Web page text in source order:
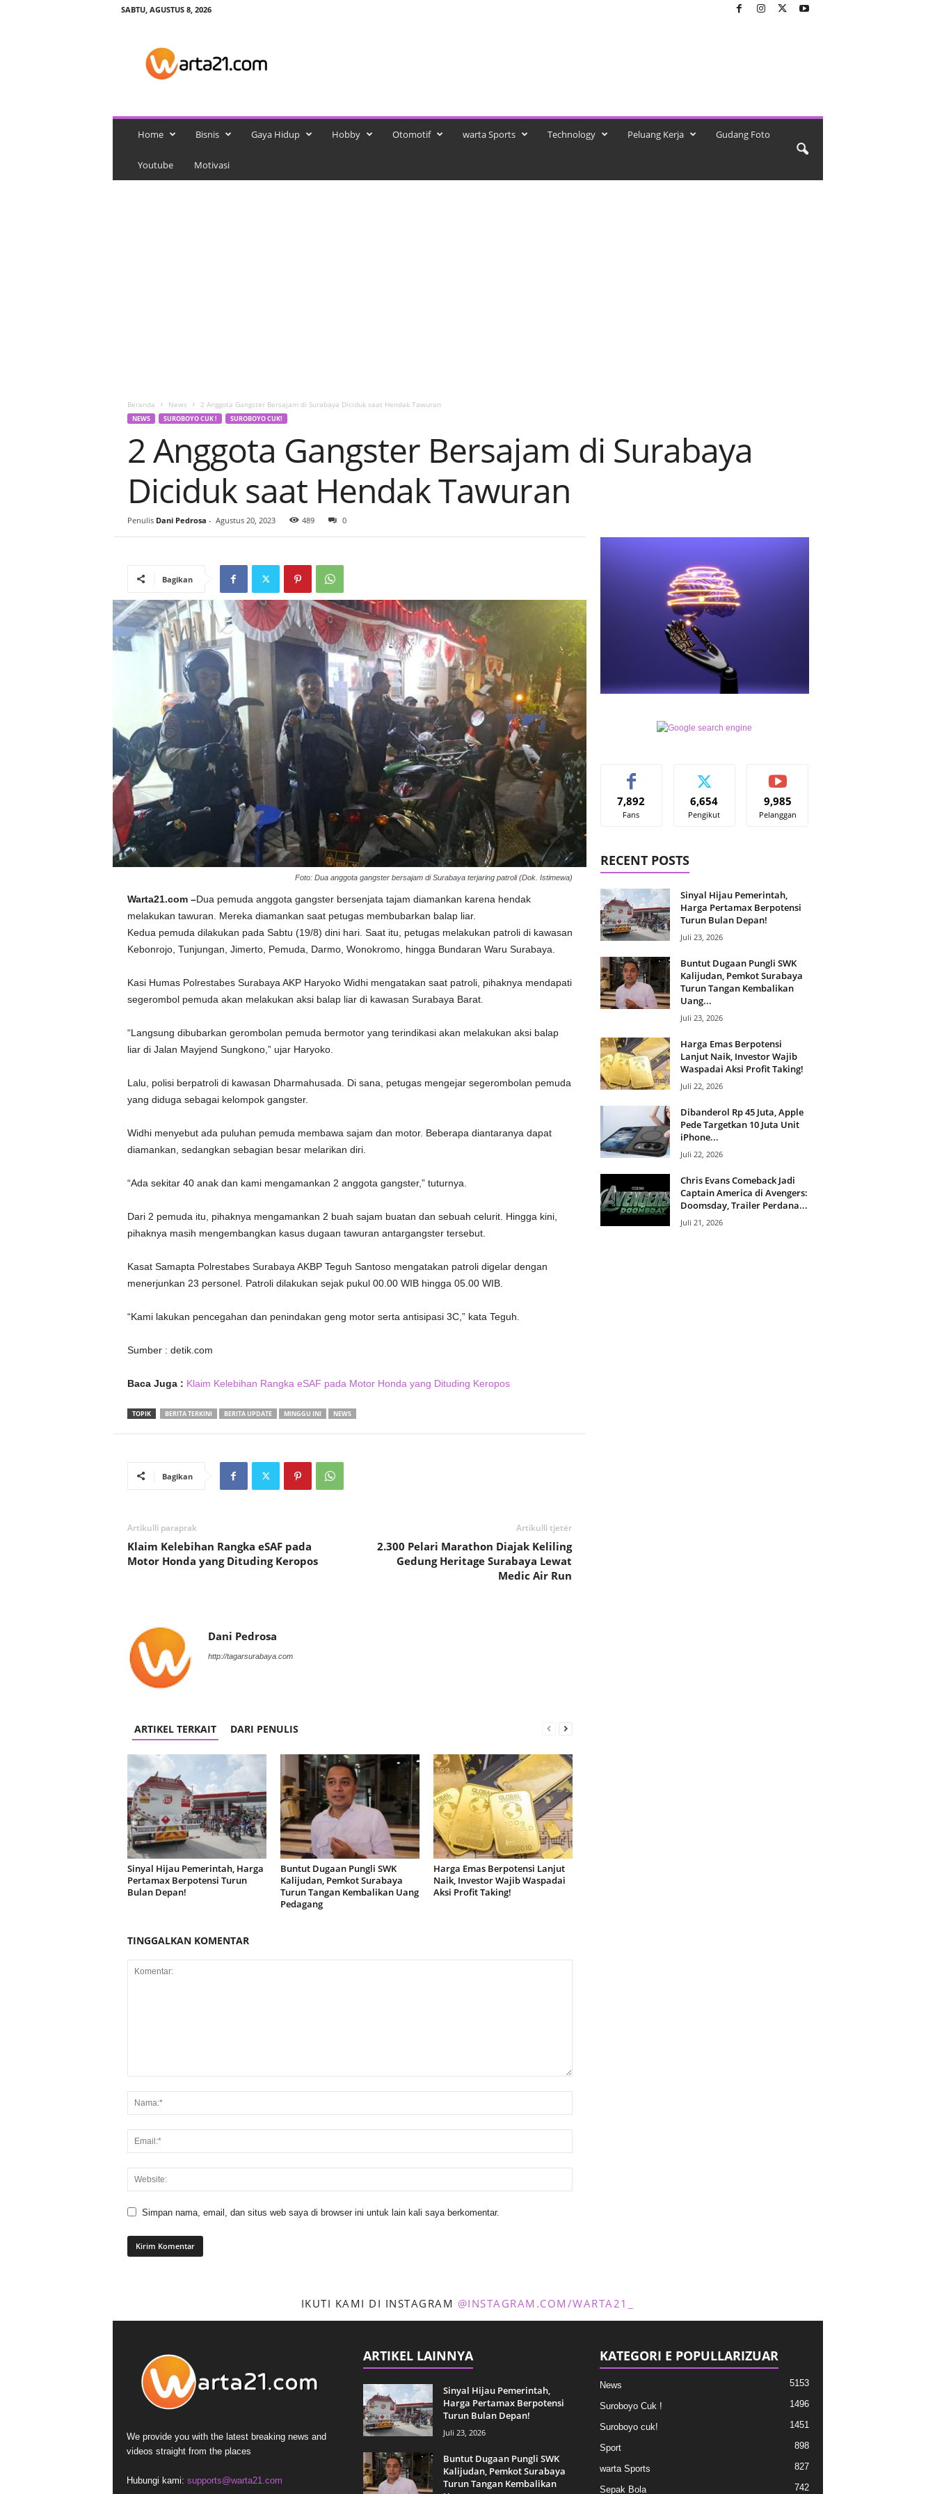
SABTU, AGUSTUS 8, 2026
1
Home Bisnis Gaya Hidup Hobby Otomotif warta Sports Technology Peluang Kerja Gudang Foto
Youtube Motivasi
Beranda News 2 Anggota Gangster Bersajam di Surabaya Diciduk saat Hendak Tawuran
NEWS SUROBOYO CUK ! SUROBOYO CUK!
2 Anggota Gangster Bersajam di Surabaya
Diciduk saat Hendak Tawuran
Penulis Dani Pedrosa - Agustus 20, 2023 489 0
Bagikan
Foto: Dua anggota gangster bersajam di Surabaya terjaring patroli (Dok. Istimewa)
Warta21.com –Dua pemuda anggota gangster bersenjata tajam diamankan karena hendak
melakukan tawuran. Mereka diamankan saat petugas membubarkan balap liar.
Kedua pemuda dilakukan pada Sabtu (19/8) dini hari. Saat itu, petugas melakukan patroli di kawasan
Kebonrojo, Tunjungan, Jimerto, Pemuda, Darmo, Wonokromo, hingga Bundaran Waru Surabaya.
Kasi Humas Polrestabes Surabaya AKP Haryoko Widhi mengatakan saat patroli, pihaknya mendapati
segerombol pemuda akan melakukan aksi balap liar di kawasan Surabaya Barat.
“Langsung dibubarkan gerombolan pemuda bermotor yang terindikasi akan melakukan aksi balap
liar di Jalan Mayjend Sungkono,” ujar Haryoko.
Lalu, polisi berpatroli di kawasan Dharmahusada. Di sana, petugas mengejar segerombolan pemuda
yang diduga sebagai kelompok gangster.
Widhi menyebut ada puluhan pemuda membawa sajam dan motor. Beberapa diantaranya dapat
diamankan, sedangkan sebagian besar melarikan diri.
“Ada sekitar 40 anak dan kami mengamankan 2 anggota gangster,” tuturnya.
Dari 2 pemuda itu, pihaknya mengamankan 2 buah sajam buatan dan sebuah celurit. Hingga kini,
pihaknya masih mengembangkan kasus dugaan tawuran antargangster tersebut.
Kasat Samapta Polrestabes Surabaya AKBP Teguh Santoso mengatakan patroli digelar dengan
menerjunkan 23 personel. Patroli dilakukan sejak pukul 00.00 WIB hingga 05.00 WIB.
“Kami lakukan pencegahan dan penindakan geng motor serta antisipasi 3C,” kata Teguh.
Sumber : detik.com
Baca Juga : Klaim Kelebihan Rangka eSAF pada Motor Honda yang Dituding Keropos
TOPIK BERITA TERKINI BERITA UPDATE MINGGU INI NEWS
Bagikan
Artikulli paraprak
Klaim Kelebihan Rangka eSAF pada
Motor Honda yang Dituding Keropos
Artikulli tjetër
2.300 Pelari Marathon Diajak Keliling
Gedung Heritage Surabaya Lewat
Medic Air Run
Dani Pedrosa
http://tagarsurabaya.com
ARTIKEL TERKAIT DARI PENULIS
Sinyal Hijau Pemerintah, Harga
Pertamax Berpotensi Turun
Bulan Depan!
Buntut Dugaan Pungli SWK
Kalijudan, Pemkot Surabaya
Turun Tangan Kembalikan Uang
Pedagang
Harga Emas Berpotensi Lanjut
Naik, Investor Wajib Waspadai
Aksi Profit Taking!
TINGGALKAN KOMENTAR
Simpan nama, email, dan situs web saya di browser ini untuk lain kali saya berkomentar.
7,892
Fans
6,654
Pengikut
9,985
Pelanggan
RECENT POSTS
Sinyal Hijau Pemerintah,
Harga Pertamax Berpotensi
Turun Bulan Depan!
Juli 23, 2026
Buntut Dugaan Pungli SWK
Kalijudan, Pemkot Surabaya
Turun Tangan Kembalikan
Uang...
Juli 23, 2026
Harga Emas Berpotensi
Lanjut Naik, Investor Wajib
Waspadai Aksi Profit Taking!
Juli 22, 2026
Dibanderol Rp 45 Juta, Apple
Pede Targetkan 10 Juta Unit
iPhone...
Juli 22, 2026
Chris Evans Comeback Jadi
Captain America di Avengers:
Doomsday, Trailer Perdana...
Juli 21, 2026
IKUTI KAMI DI INSTAGRAM @INSTAGRAM.COM/WARTA21_
We provide you with the latest breaking news and
videos straight from the places
Hubungi kami: supports@warta21.com
ARTIKEL LAINNYA
Sinyal Hijau Pemerintah,
Harga Pertamax Berpotensi
Turun Bulan Depan!
Juli 23, 2026
Buntut Dugaan Pungli SWK
Kalijudan, Pemkot Surabaya
Turun Tangan Kembalikan
KATEGORI E POPULLARIZUAR
News 5153
Suroboyo Cuk ! 1496
Suroboyo cuk! 1451
Sport 898
warta Sports 827
Sepak Bola 742